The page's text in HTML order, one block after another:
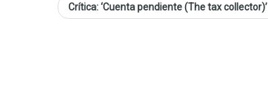
Crítica: ‘Cuenta pendiente (The tax collector)’